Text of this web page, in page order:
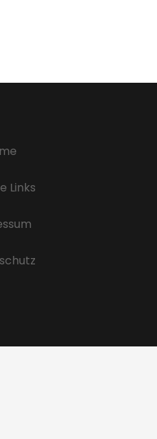
Links